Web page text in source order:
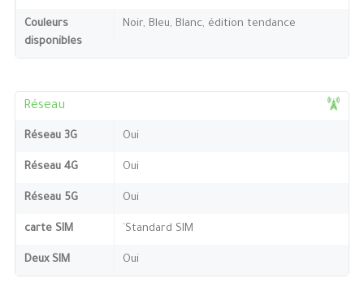
Couleurs
disponibles
Noir, Bleu, Blanc, édition tendance
Réseau
Réseau 3G Oui
Réseau 4G Oui
Réseau 5G Oui
carte SIM `Standard SIM
Deux SIM Oui